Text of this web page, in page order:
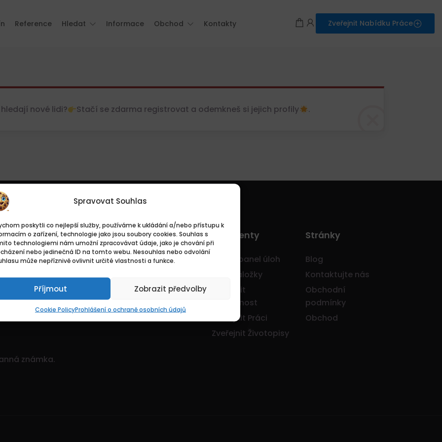
Spravovat Souhlas
poskytli co nejlepší služby, používáme k ukládání a/nebo přístupu k
o zařízení, technologie jako jsou soubory cookies. Souhlas s
technologiemi nám umožní zpracovávat údaje, jako je chování při
nebo jedinečná ID na tomto webu. Nesouhlas nebo odvolání
může nepříznivě ovlivnit určité vlastnosti a funkce.
Příjmout Zobrazit předvolby
Cookie PolicyProhlášení o ochraně osobních údajů
Reference Hledat Informace Obchod Kontakty Zveřejnit Nabídku Práce
nové lidi? Stačí se zdarma registrovat a odemkneš si jejich profily .
Je to dynamický
množstvím nabídek!
známka.
Základní
Domů
Kontakty
Pro Klienty
Hlavní panel úloh
Moje záložky
Zveřejnit
Společnost
Zveřejnit Práci
Zveřejnit Životopisy
Stránky
Blog
Kontaktujte nás
Obchodní
podmínky
Obchod